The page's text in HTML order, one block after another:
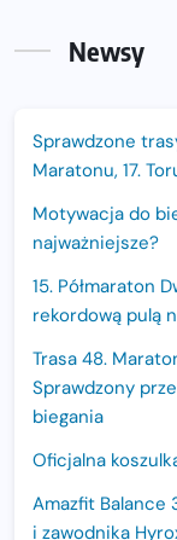
Newsy
Sprawdzone
Maratonu, 17.
Motywacja do
najważniejsze?
15. Półmaraton
rekordową pulą
Trasa 48.
Sprawdzony
biegania
Oficjalna
Amazfit Balance
i zawodnika